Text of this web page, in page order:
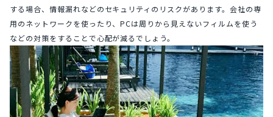
する場合、情報漏れなどのセキュリティのリスクがあります。会社の専
用のネットワークを使ったり、PCは周りから見えないフィルムを使う
などの対策をすることで心配が減るでしょう。